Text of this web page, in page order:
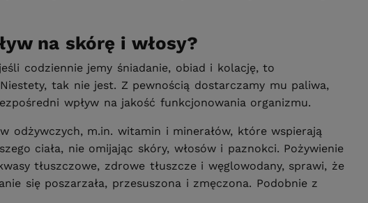
na skórę i włosy?
codziennie jemy śniadanie, obiad i kolację, to
tak nie jest. Z pewnością dostarczamy mu paliwa,
wpływ na jakość funkcjonowania organizmu.
odżywczych, m.in. witamin i minerałów, które wspierają
ciała, nie omijając skóry, włosów i paznokci. Pożywienie
tłuszczowe, zdrowe tłuszcze i węglowodany, sprawi, że
się poszarzała, przesuszona i zmęczona. Podobnie z